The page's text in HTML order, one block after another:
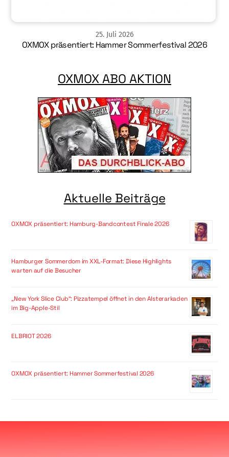
25. Juli 2026
OXMOX präsentiert: Hammer Sommerfestival 2026
OXMOX ABO AKTION
Aktuelle Beiträge
OXMOX präsentiert: Hamburg-Bandcontest Finale 2026
Hamburger Sommerdom im XXL-Format: Diese Highlights
warten auf die Besucher
„New York Slice Club“: Pizzatempel öffnet in den Alsterarkaden
im Big-Apple-Stil
ELBRIOT 2026
OXMOX präsentiert: Hammer Sommerfestival 2026